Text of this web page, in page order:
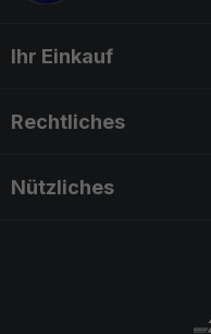
Ihr Einkauf
Rechtliches
Nützliches